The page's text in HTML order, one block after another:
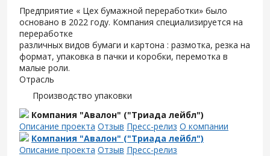
Предприятие « Цех бумажной переработки» было
основано в 2022 году. Компания специализируется на
переработке
различных видов бумаги и картона : размотка, резка на
формат, упаковка в пачки и коробки, перемотка в
малые роли.
Отрасль
Производство упаковки
Компания "Авалон" ("Триада лейбл")
Описание проекта Отзыв Пресс-релиз О компании
Компания "Авалон" ("Триада лейбл")
Описание проекта Отзыв Пресс-релиз